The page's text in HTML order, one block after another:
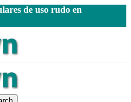
de uso rudo en